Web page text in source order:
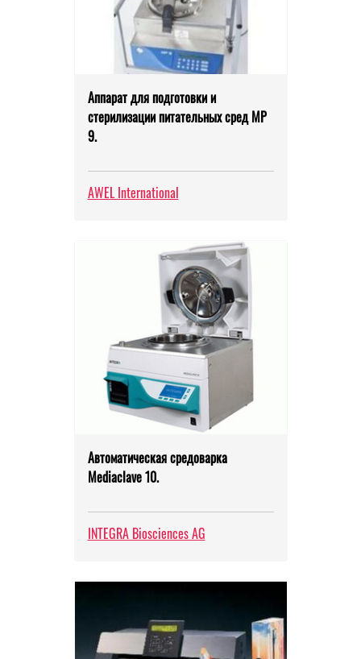
Аппарат для подготовки и
стерилизации питательных сред MP
9.
AWEL International
Автоматическая средоварка
Mediaclave 10.
INTEGRA Biosciences AG